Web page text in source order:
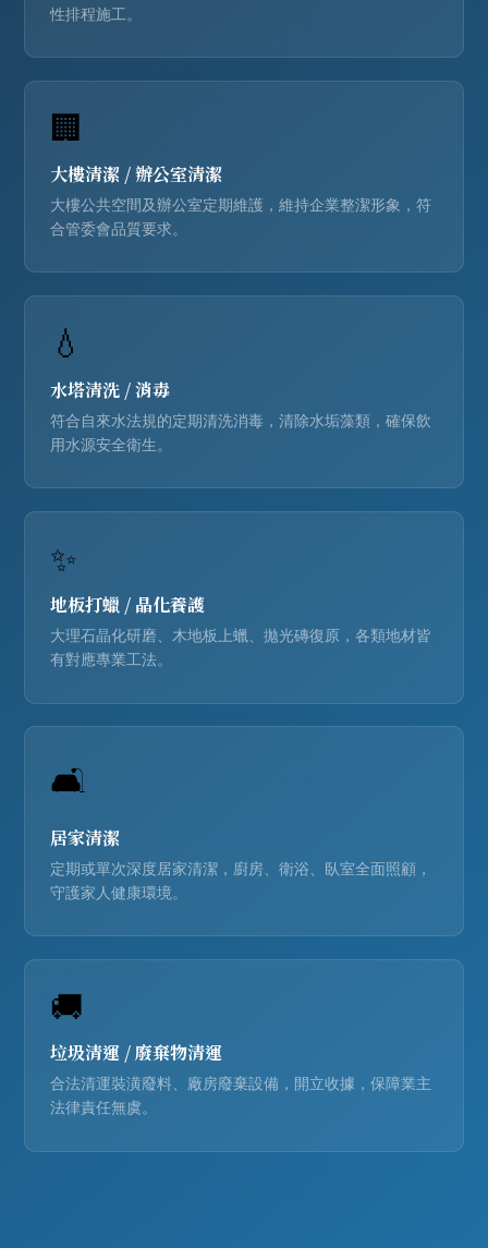
性排程施工。
🏢
大樓清潔 /辦公室清潔
大樓公共空間及辦公室定期維護，維持企業整潔形象，符
合管委會品質要求。
💧
水塔清洗/ 消毒
符合自來水法規的定期清洗消毒，清除水垢藻類，確保飲
用水源安全衛生。
✨
地板打蠟/ 晶化養護
大理石晶化研磨、木地板上蠟、拋光磚復原，各類地材皆
有對應專業工法。
🛋️
居家清潔
定期或單次深度居家清潔，廚房、衛浴、臥室全面照顧，
守護家人健康環境。
🚚
垃圾清運 /廢棄物清運
合法清運裝潢廢料、廠房廢棄設備，開立收據，保障業主
法律責任無虞。